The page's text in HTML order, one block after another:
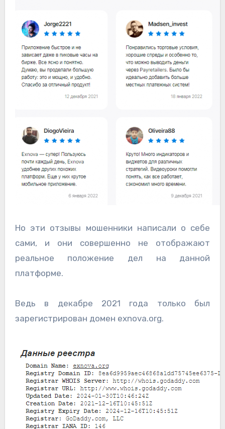
Но эти отзывы мошенники написали о себе
сами, и они совершенно не отображают
реальное положение дел на данной
платформе.
Ведь в декабре 2021 года только был
зарегистрирован домен exnova.org.